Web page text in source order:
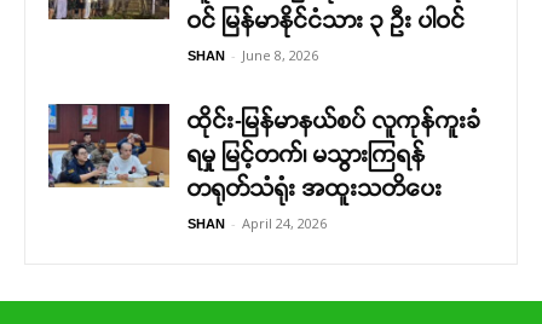
ဝင် မြန်မာနိုင်ငံသား ၃ ဦး ပါဝင်
SHAN - June 8, 2026
ထိုင်း-မြန်မာနယ်စပ် လူကုန်ကူးခံ
ရမှု မြင့်တက်၊ မသွားကြရန်
တရုတ်သံရုံး အထူးသတိပေး
SHAN - April 24, 2026